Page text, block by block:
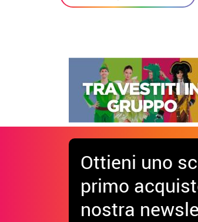
Ottieni uno
primo
nostra